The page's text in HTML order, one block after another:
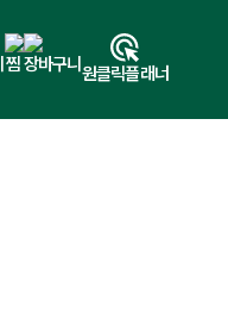
찜장바구니 원클릭플래너